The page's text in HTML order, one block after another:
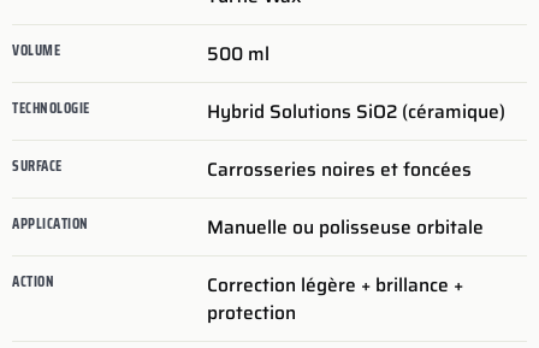
VOLUME 500 ml
TECHNOLOGIE Hybrid Solutions SiO2 (céramique)
SURFACE Carrosseries noires et foncées
APPLICATION Manuelle ou polisseuse orbitale
ACTION
Correction légère + brillance +
protection